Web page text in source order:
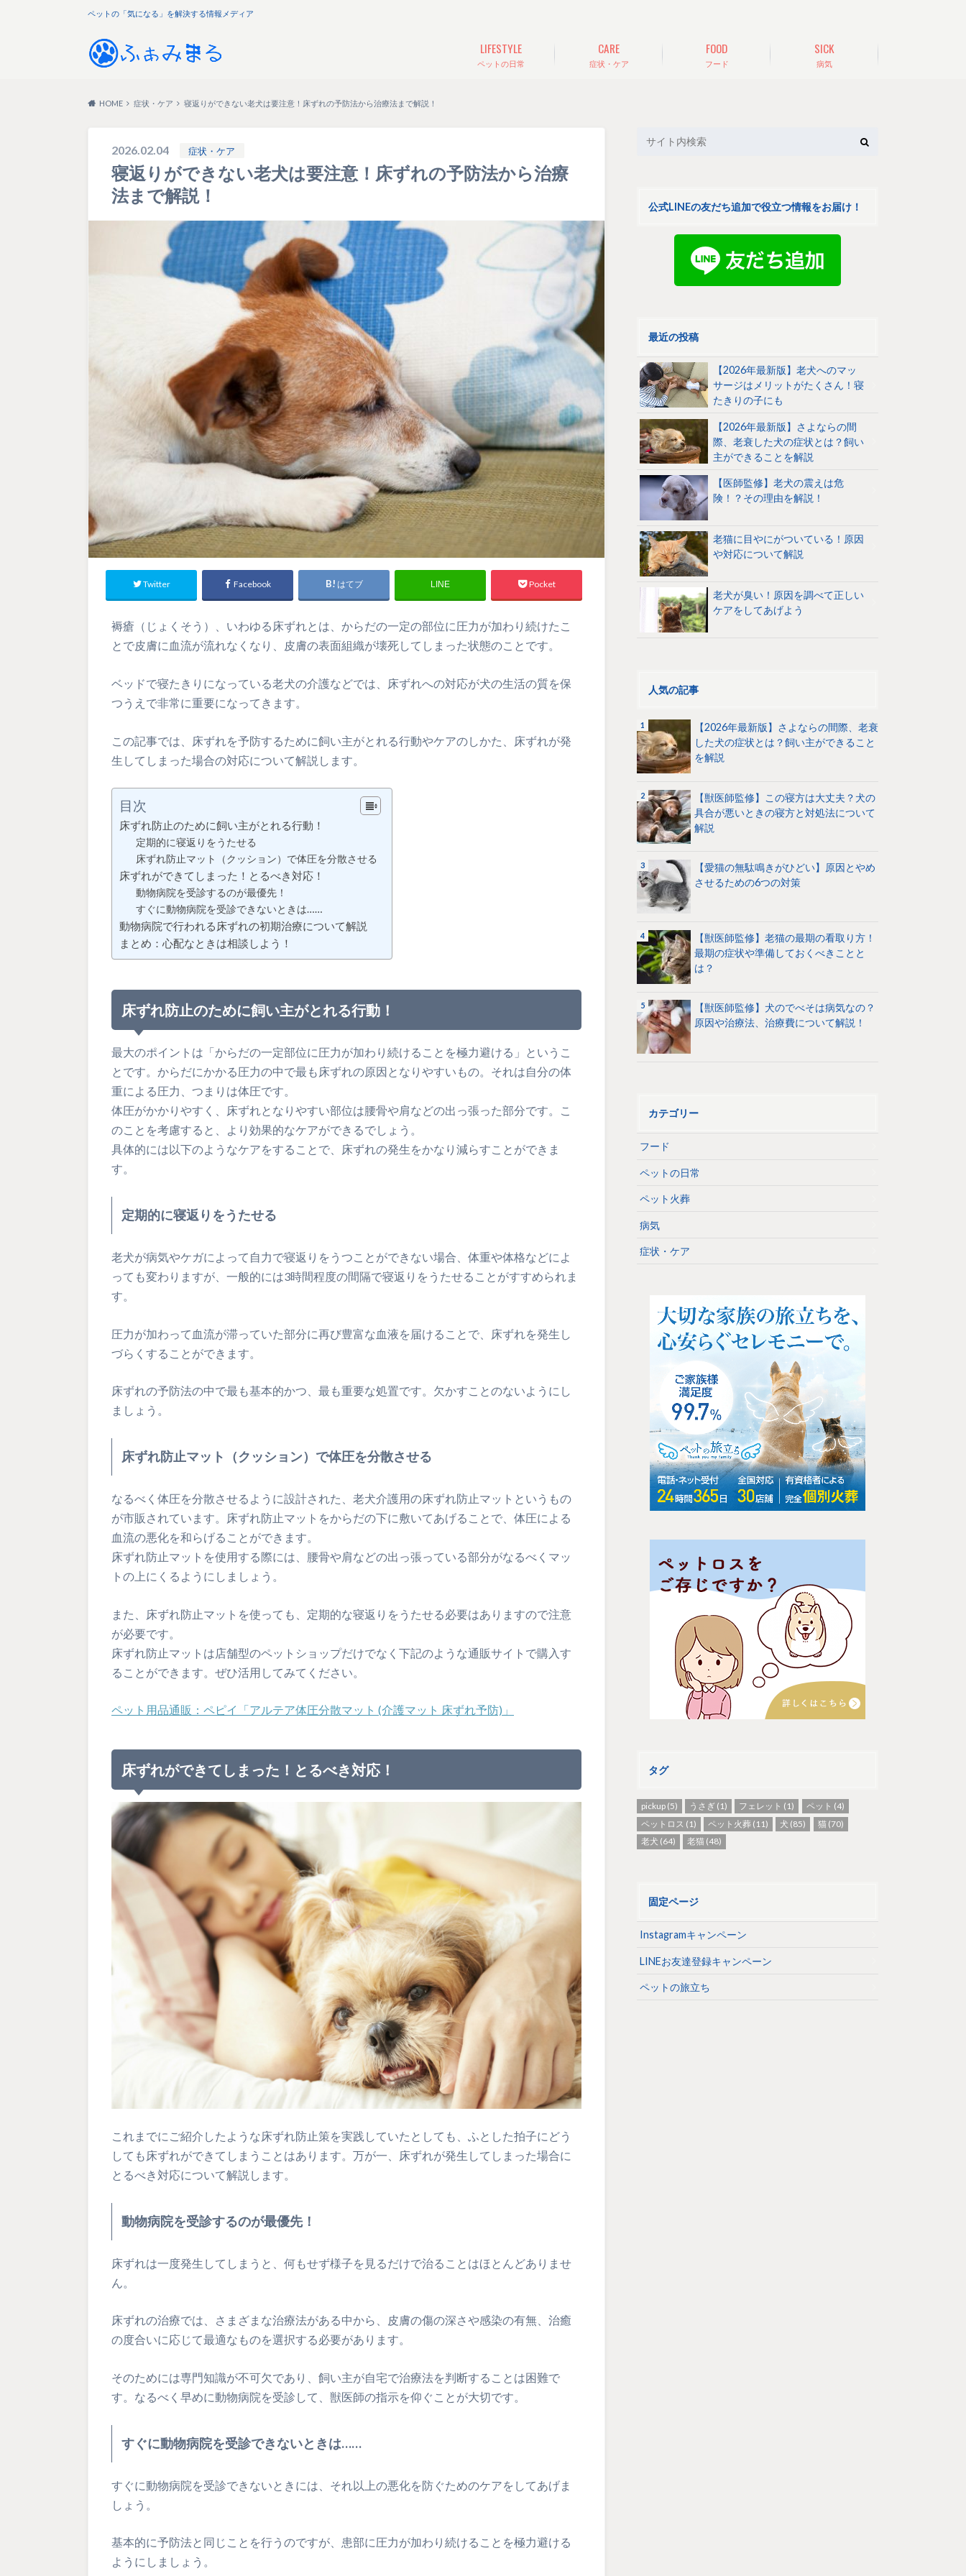
ペットの「気になる」を解決する情報メディア
ペットの日常
LIFESTYLE
症状・ケア
CARE
フード
FOOD
病気
SICK
HOME 症状・ケア 寝返りができない老犬は要注意！床ずれの予防法から治療法まで解説！
2026.02.04 症状・ケア
寝返りができない老犬は要注意！床ずれの予防法から治療
法まで解説！
Twitter Facebook はてブ LINE Pocket
褥瘡（じょくそう）、いわゆる床ずれとは、からだの一定の部位に圧力が加わり続けたこ
とで皮膚に血流が流れなくなり、皮膚の表面組織が壊死してしまった状態のことです。
ベッドで寝たきりになっている老犬の介護などでは、床ずれへの対応が犬の生活の質を保
つうえで非常に重要になってきます。
この記事では、床ずれを予防するために飼い主がとれる行動やケアのしかた、床ずれが発
生してしまった場合の対応について解説します。
目次
床ずれ防止のために飼い主がとれる行動！
定期的に寝返りをうたせる
床ずれ防止マット（クッション）で体圧を分散させる
床ずれができてしまった！とるべき対応！
動物病院を受診するのが最優先！
すぐに動物病院を受診できないときは……
動物病院で行われる床ずれの初期治療について解説
まとめ：心配なときは相談しよう！
床ずれ防止のために飼い主がとれる行動！
最大のポイントは「からだの一定部位に圧力が加わり続けることを極力避ける」というこ
とです。からだにかかる圧力の中で最も床ずれの原因となりやすいもの。それは自分の体
重による圧力、つまりは体圧です。
体圧がかかりやすく、床ずれとなりやすい部位は腰骨や肩などの出っ張った部分です。こ
のことを考慮すると、より効果的なケアができるでしょう。
具体的には以下のようなケアをすることで、床ずれの発生をかなり減らすことができま
す。
定期的に寝返りをうたせる
老犬が病気やケガによって自力で寝返りをうつことができない場合、体重や体格などによ
っても変わりますが、一般的には3時間程度の間隔で寝返りをうたせることがすすめられま
す。
圧力が加わって血流が滞っていた部分に再び豊富な血液を届けることで、床ずれを発生し
づらくすることができます。
床ずれの予防法の中で最も基本的かつ、最も重要な処置です。欠かすことのないようにし
ましょう。
床ずれ防止マット（クッション）で体圧を分散させる
なるべく体圧を分散させるように設計された、老犬介護用の床ずれ防止マットというもの
が市販されています。床ずれ防止マットをからだの下に敷いてあげることで、体圧による
血流の悪化を和らげることができます。
床ずれ防止マットを使用する際には、腰骨や肩などの出っ張っている部分がなるべくマッ
トの上にくるようにしましょう。
また、床ずれ防止マットを使っても、定期的な寝返りをうたせる必要はありますので注意
が必要です。
床ずれ防止マットは店舗型のペットショップだけでなく下記のような通販サイトで購入す
ることができます。ぜひ活用してみてください。
ペット用品通販：ペピイ「アルテア体圧分散マット (介護マット 床ずれ予防)」
床ずれができてしまった！とるべき対応！
これまでにご紹介したような床ずれ防止策を実践していたとしても、ふとした拍子にどう
しても床ずれができてしまうことはあります。万が一、床ずれが発生してしまった場合に
とるべき対応について解説します。
動物病院を受診するのが最優先！
床ずれは一度発生してしまうと、何もせず様子を見るだけで治ることはほとんどありませ
ん。
床ずれの治療では、さまざまな治療法がある中から、皮膚の傷の深さや感染の有無、治癒
の度合いに応じて最適なものを選択する必要があります。
そのためには専門知識が不可欠であり、飼い主が自宅で治療法を判断することは困難で
す。なるべく早めに動物病院を受診して、獣医師の指示を仰ぐことが大切です。
すぐに動物病院を受診できないときは……
すぐに動物病院を受診できないときには、それ以上の悪化を防ぐためのケアをしてあげま
しょう。
基本的に予防法と同じことを行うのですが、患部に圧力が加わり続けることを極力避ける
ようにしましょう。
公式LINEの友だち追加で役立つ情報をお届け！
最近の投稿
【2026年最新版】老犬へのマッ
サージはメリットがたくさん！寝
たきりの子にも
【2026年最新版】さよならの間
際、老衰した犬の症状とは？飼い
主ができることを解説
【医師監修】老犬の震えは危
険！？その理由を解説！
老猫に目やにがついている！原因
や対応について解説
老犬が臭い！原因を調べて正しい
ケアをしてあげよう
人気の記事
【2026年最新版】さよならの間際、老衰
した犬の症状とは？飼い主ができること
を解説
【獣医師監修】この寝方は大丈夫？犬の
具合が悪いときの寝方と対処法について
解説
【愛猫の無駄鳴きがひどい】原因とやめ
させるための6つの対策
【獣医師監修】老猫の最期の看取り方！
最期の症状や準備しておくべきことと
は？
【獣医師監修】犬のでべそは病気なの？
原因や治療法、治療費について解説！
カテゴリー
フード
ペットの日常
ペット火葬
病気
症状・ケア
タグ
pickup (5) うさぎ (1) フェレット (1) ペット (4)
ペットロス (1) ペット火葬 (11) 犬 (85) 猫(70)
老犬 (64) 老猫 (48)
固定ページ
Instagramキャンペーン
LINEお友達登録キャンペーン
ペットの旅立ち